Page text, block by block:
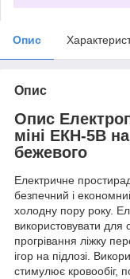
Опис
Опис
Опис
міні ЕКН-5В
бежевого
Електричне
безпечний і
холодну пору року.
використовувати
прогрівання ліжку
ігор на підлозі.
стимулює кровообіг,